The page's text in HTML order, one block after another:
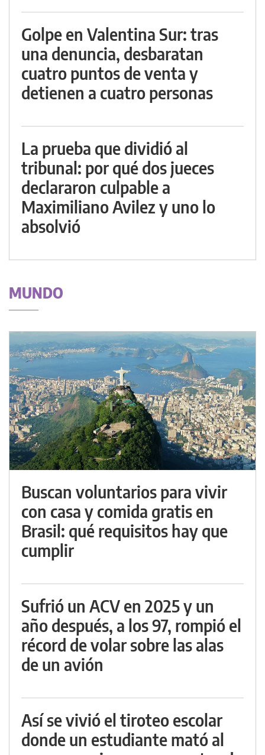
Golpe en Valentina Sur: tras
una denuncia, desbaratan
cuatro puntos de venta y
detienen a cuatro personas
La prueba que dividió al
tribunal: por qué dos jueces
declararon culpable a
Maximiliano Avilez y uno lo
absolvió
MUNDO
Buscan voluntarios para vivir
con casa y comida gratis en
Brasil: qué requisitos hay que
cumplir
Sufrió un ACV en 2025 y un
año después, a los 97, rompió el
récord de volar sobre las alas
de un avión
Así se vivió el tiroteo escolar
donde un estudiante mató al